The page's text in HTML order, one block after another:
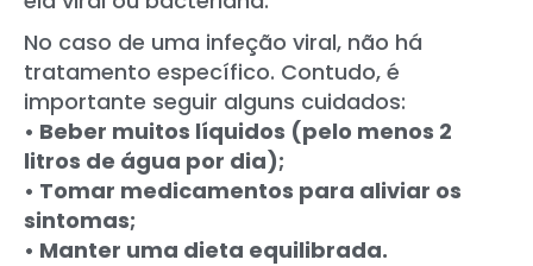
No caso de uma infeção viral, não há
tratamento específico. Contudo, é
importante seguir alguns cuidados:
• Beber muitos líquidos (pelo menos 2
litros de água por dia);
• Tomar medicamentos para aliviar os
sintomas;
• Manter uma dieta equilibrada.